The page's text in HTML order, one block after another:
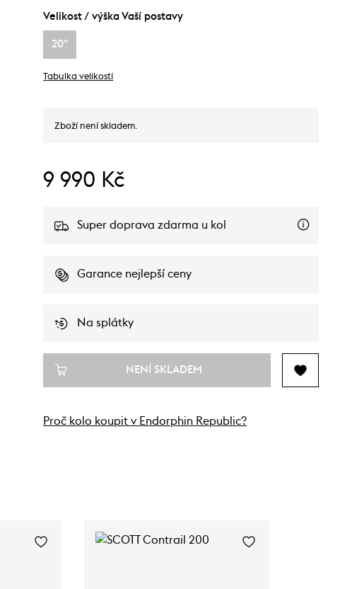
Velikost / výška Vaší postavy
20"
Tabulka velikostí
Zboží není skladem.
9 990 Kč
Super doprava zdarma u kol
Garance nejlepší ceny
Na splátky
NENÍ SKLADEM
Proč kolo koupit v Endorphin Republic?